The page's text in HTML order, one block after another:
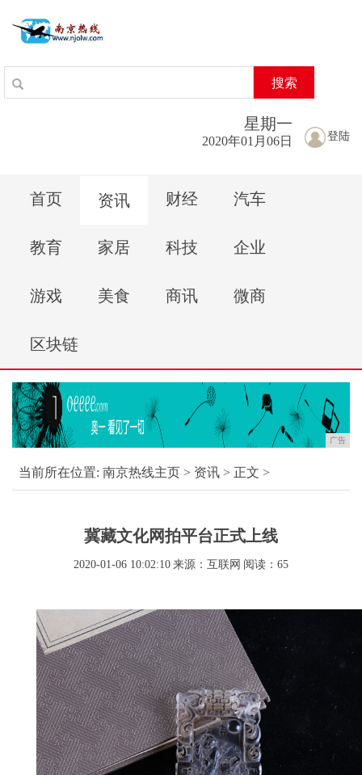
搜索
登陆
星期一
2020年01月06日
首页 资讯 财经 汽车
教育 家居 科技 企业
游戏 美食 商讯 微商
区块链
广告
当前所在位置: 南京热线主页 > 资讯 > 正文 >
冀藏文化网拍平台正式上线
2020-01-06 10:02:10 来源：互联网 阅读：65